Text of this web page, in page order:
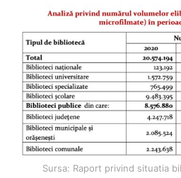
Sursa: Raport privind situatia